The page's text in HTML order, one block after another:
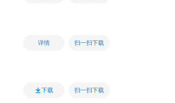
详情 扫一扫下载
下载 扫一扫下载